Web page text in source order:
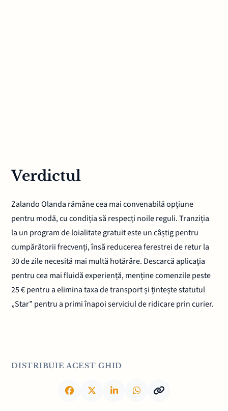
Verdictul
Zalando Olanda rămâne cea mai convenabilă opțiune
pentru modă, cu condiția să respecți noile reguli. Tranziția
la un program de loialitate gratuit este un câștig pentru
cumpărătorii frecvenți, însă reducerea ferestrei de retur la
30 de zile necesită mai multă hotărâre. Descarcă aplicația
pentru cea mai fluidă experiență, menține comenzile peste
25 € pentru a elimina taxa de transport și țintește statutul
„Star” pentru a primi înapoi serviciul de ridicare prin curier.
DISTRIBUIE ACEST GHID